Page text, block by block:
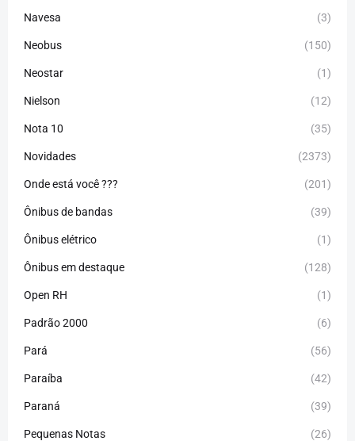
Navesa (3)
Neobus (150)
Neostar (1)
Nielson (12)
Nota 10 (35)
Novidades (2373)
Onde está você ??? (201)
Ônibus de bandas (39)
Ônibus elétrico (1)
Ônibus em destaque (128)
Open RH (1)
Padrão 2000 (6)
Pará (56)
Paraíba (42)
Paraná (39)
Pequenas Notas (26)